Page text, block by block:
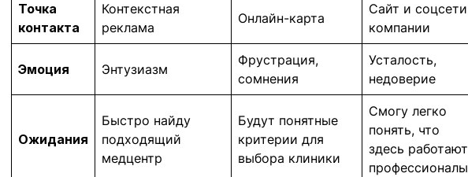
Точка
контакта
Контекстная
реклама
Онлайн-карта
Сайт и соцсети
компании
Эмоция Энтузиазм
Фрустрация,
сомнения
Усталость,
недоверие
Ожидания
Быстро найду
подходящий
медцентр
Будут понятные
критерии для
выбора клиники
Смогу легко
понять, что
здесь работают
профессионалы